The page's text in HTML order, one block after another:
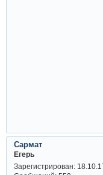
Сармат
Егерь
Зарегистрирован: